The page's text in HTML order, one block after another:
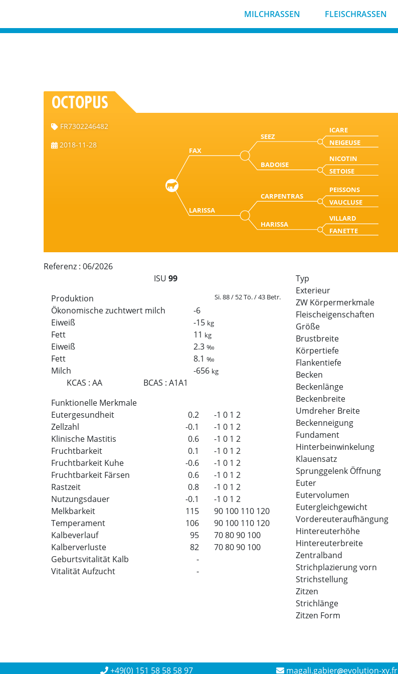
MILCHRASSEN FLEISCHRASSEN
OCTOPUS
FR7302246482
2018-11-28
FAX
SEEZ
ICARE
NEIGEUSE
BADOISE
NICOTIN
SETOISE
LARISSA
CARPENTRAS
PEISSONS
VAUCLUSE
HARISSA
VILLARD
FANETTE
Referenz : 06/2026
ISU99
Produktion
Si. 88 / 52 Tö. / 43 Betr.
Ökonomische zuchtwert milch
-6
Eiweiß
-15 kg
Fett 11 kg
Eiweiß 2.3‰
Fett 8.1‰
Milch -656 kg
KCAS : AA BCAS :A1A1
Funktionelle Merkmale
Eutergesundheit
0.2 -1 0 1 2
Zellzahl
-0.1 -1 0 1 2
Klinische Mastitis
0.6 -1 0 1 2
Fruchtbarkeit
0.1 -1 0 1 2
Fruchtbarkeit Kuhe
-0.6 -1 0 1 2
Fruchtbarkeit Färsen
0.6 -1 0 1 2
Rastzeit
0.8 -1 0 1 2
Nutzungsdauer
-0.1 -1 0 1 2
Melkbarkeit
115 90 100 110 120
Temperament
106 90 100 110 120
Kalbeverlauf
95 708090 100
Kalberverluste
82 708090 100
Geburtsvitalität Kalb
-
Vitalität Aufzucht
-
Typ
Exterieur
ZW Körpermerkmale
Fleischeigenschaften
Größe
Brustbreite
Körpertiefe
Flankentiefe
Becken
Beckenlänge
Beckenbreite
Umdreher Breite
Beckenneigung
Fundament
Hinterbeinwinkelung
Klauensatz
Sprunggelenk Öffnung
Euter
Eutervolumen
Eutergleichgewicht
Vordereuteraufhängung
Hintereuterhöhe
Hintereuterbreite
Zentralband
Strichplazierung vorn
Strichstellung
Zitzen
Strichlänge
Zitzen Form
+49(0) 151 58 58 58 97 magali.gabier evolution-xy.fr